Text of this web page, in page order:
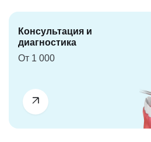
Консультация и
диагностика
От 1 000